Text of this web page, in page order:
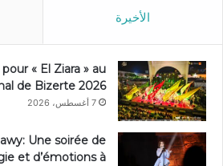
الأخيرة
« El Ziara » au
de Bizerte 2026
7 أغسطس، 2026
Une soirée de
et d’émotions à